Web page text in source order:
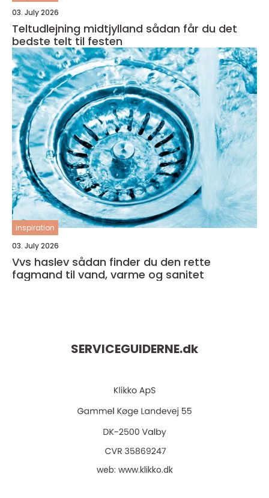
03. July 2026
Teltudlejning midtjylland sådan får du det
bedste telt til festen
inspiration
03. July 2026
Vvs haslev sådan finder du den rette
fagmand til vand, varme og sanitet
SERVICEGUIDERNE.dk
web: www.klikko.dk